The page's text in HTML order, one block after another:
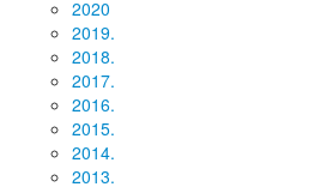
2020
2019.
2018.
2017.
2016.
2015.
2014.
2013.